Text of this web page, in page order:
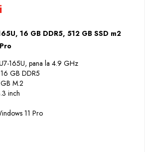
16 GB DDR5, 512 GB SSD m2
165U, pana la 4.9 GHz
GB DDR5
M.2
inch
11 Pro